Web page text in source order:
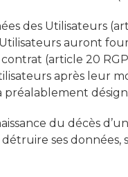
des Utilisateurs
auront
(article 20
après leur
préalablement
du décès
détruire ses